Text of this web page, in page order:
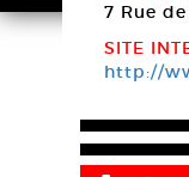
7 Rue
SITE
http://